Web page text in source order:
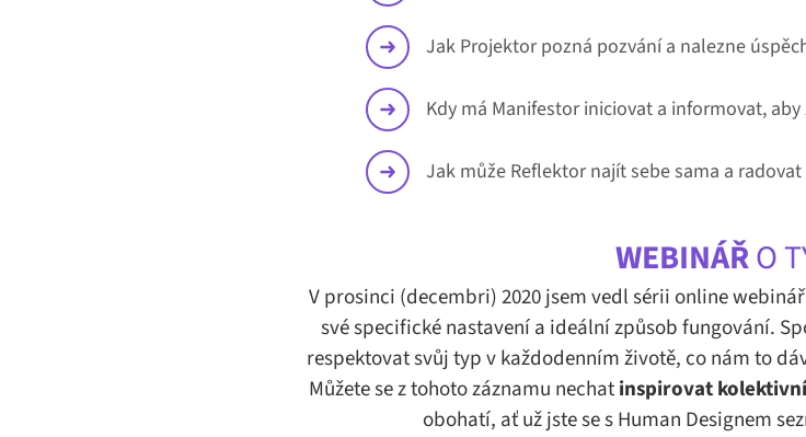
Jak Projektor pozná pozvání a nalezne
Kdy má Manifestor iniciovat a informovat, aby
Jak může Reflektor najít sebe sama a
WEBINÁŘO
V prosinci (decembri) 2020 jsem vedl sérii online
své specifické nastavení a ideální způsob fungování.
respektovat svůj typ v každodenním životě, co nám to
Můžete se z tohoto záznamu nechatinspirovat
obohatí, ať už jste se s Human Designem